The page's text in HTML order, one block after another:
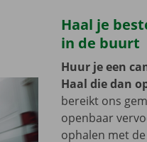
Haal je
in de buurt
Huur je een
Haal die dan
bereikt ons
openbaar
ophalen met